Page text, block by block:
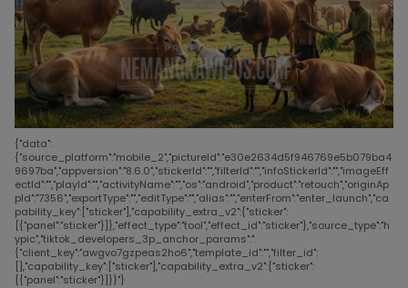
{"data":
{"source_platform":"mobile_2","pictureId":"e30e2634d5f946769e5b079ba4
9697ba","appversion":"8.6.0","stickerId":"","filterId":"","infoStickerId":"","imageEff
ectId":"","playId":"","activityName":"","os":"android","product":"retouch","originAp
pId":"7356","exportType":"","editType":"","alias":"","enterFrom":"enter_launch","ca
pability_key":["sticker"],"capability_extra_v2":{"sticker":
[{"panel":"sticker"}]},"effect_type":"tool","effect_id":"sticker"},"source_type":"h
ypic","tiktok_developers_3p_anchor_params":"
{"client_key":"awgvo7gzpeas2ho6","template_id":"","filter_id":
[],"capability_key":["sticker"],"capability_extra_v2":{"sticker":
[{"panel":"sticker"}]}}"}